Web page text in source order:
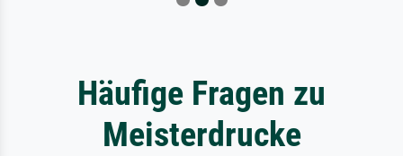
Häufige Fragen zu
Meisterdrucke